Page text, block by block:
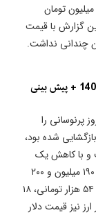
شد. ربع سکه نیز ۵۲ میلیون تومان و سکه گرمی ۲۷ میلیون تومان
گزارش با قیمت
قیمت طلا و سکه و ارز: سه شنبه 29 اردیبهشت ماه 1405 + پیش بینی
سکه امروز سه‌شنبه ۲۹ اردیبهشت ۱۴۰۵، روز پرنوسانی را
شده بود،
و با کاهش یک
میلیون و ۱۳۴ هزار تومانی نسبت به روز گذشته، به ۱۹۰ میلیون و ۲۰۰
هزار تومان رسید. هر گرم طلای ۱۸ عیار نیز با کاهش ۵۴ هزار تومانی، ۱۸
بازار ارز نیز قیمت دلار